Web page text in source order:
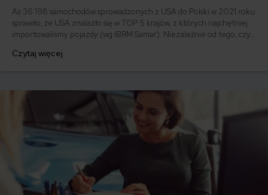
Aż 36 198 samochodów sprowadzonych z USA do Polski w 2021 roku
sprawiło, że USA znalazło się w TOP 5 krajów, z których najchętniej
importowaliśmy pojazdy (wg IBRM Samar). Niezależnie od tego, czy
polskim, czy zależy Ci na aucie niedostępnym na rynku europejskim,
Czytaj więcej